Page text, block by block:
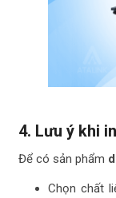
4. Lưu ý khi
Để có sản phẩm
Chọn chất